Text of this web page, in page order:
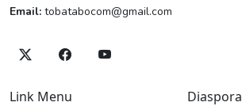
Email: tobatabocom@gmail.com
Link Menu Diaspora